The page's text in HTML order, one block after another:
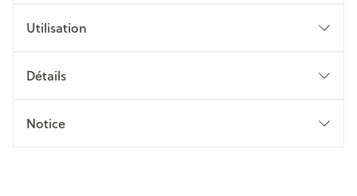
Utilisation
Détails
Notice